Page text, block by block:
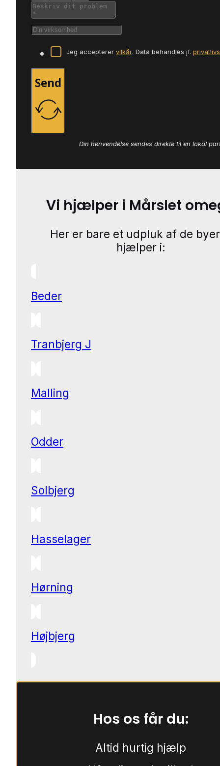
Jeg accepterer vilkår. Data behandles jf.
Send
Din henvendelse sendes direkte til en lokal
Vi hjælper i Mårslet
Her er bare et udpluk af de
hjælper i:
Beder
Tranbjerg J
Malling
Odder
Solbjerg
Hasselager
Hørning
Højbjerg
Hos os får du:
Altid hurtig hjælp